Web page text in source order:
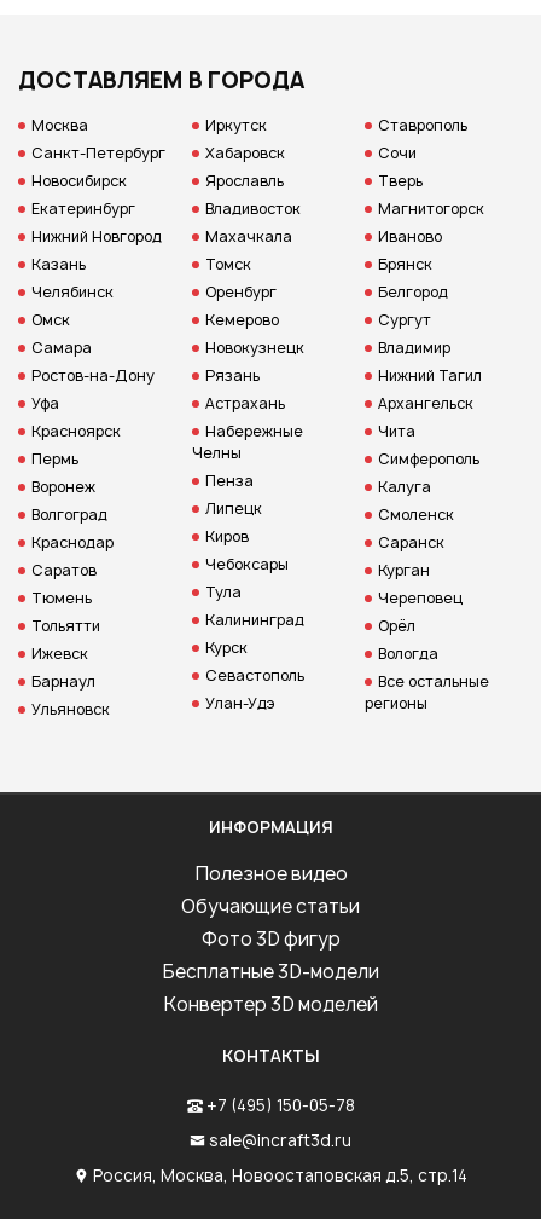
ДОСТАВЛЯЕМ В ГОРОДА
Москва
Санкт-Петербург
Новосибирск
Екатеринбург
Нижний Новгород
Казань
Челябинск
Омск
Самара
Ростов-на-Дону
Уфа
Красноярск
Пермь
Воронеж
Волгоград
Краснодар
Саратов
Тюмень
Тольятти
Ижевск
Барнаул
Ульяновск
Иркутск
Хабаровск
Ярославль
Владивосток
Махачкала
Томск
Оренбург
Кемерово
Новокузнецк
Рязань
Астрахань
Набережные
Челны
Пенза
Липецк
Киров
Чебоксары
Тула
Калининград
Курск
Севастополь
Улан-Удэ
Ставрополь
Сочи
Тверь
Магнитогорск
Иваново
Брянск
Белгород
Сургут
Владимир
Нижний Тагил
Архангельск
Чита
Симферополь
Калуга
Смоленск
Саранск
Курган
Череповец
Орёл
Вологда
Все остальные
регионы
ИНФОРМАЦИЯ
Полезное видео
Обучающие статьи
Фото 3D фигур
Бесплатные 3D-модели
Конвертер 3D моделей
КОНТАКТЫ
+7 (495) 150-05-78
sale@incraft3d.ru
Россия, Москва, Новоостаповская д.5, стр.14